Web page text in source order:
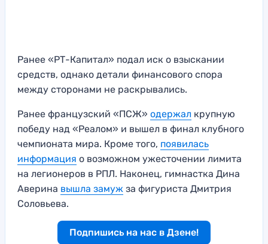
Ранее «РТ-Капитал» подал иск о взыскании
средств, однако детали финансового спора
между сторонами не раскрывались.
Ранее французский «ПСЖ» одержал крупную
победу над «Реалом» и вышел в финал клубного
чемпионата мира. Кроме того, появилась
информация о возможном ужесточении лимита
на легионеров в РПЛ. Наконец, гимнастка Дина
Аверина вышла замуж за фигуриста Дмитрия
Соловьева.
Подпишись на нас в Дзене!